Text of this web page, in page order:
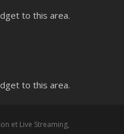
to this area.
to this area.
et Live Streaming,